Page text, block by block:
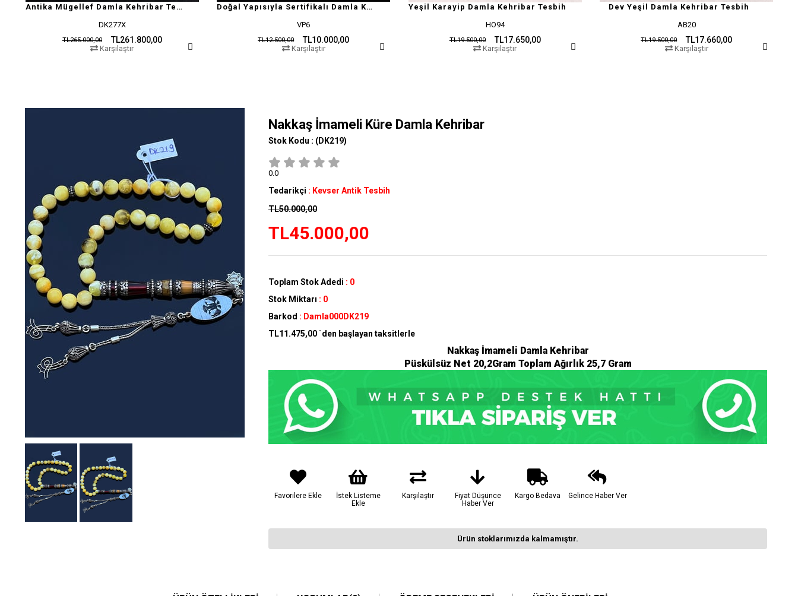
Antika Mügellef Damla Kehribar Tesbih
DK277X
TL261.800,00
TL265.000,00
Karşılaştır
Doğal Yapısıyla Sertifikalı Damla Kehribar Tesbih
VP6
TL10.000,00
TL12.500,00
Karşılaştır
Yeşil Karayip Damla Kehribar Tesbih
HO94
TL17.650,00
TL19.500,00
Karşılaştır
Dev Yeşil Damla Kehribar Tesbih
AB20
TL17.660,00
TL19.500,00
Karşılaştır
Nakkaş İmameli Küre Damla Kehribar
Stok Kodu : (DK219)
0.0
Tedarikçi : Kevser Antik Tesbih
TL50.000,00
TL45.000,00
Toplam Stok Adedi : 0
Stok Miktarı : 0
Barkod : Damla000DK219
TL11.475,00`den başlayan taksitlerle
Nakkaş İmameli Damla Kehribar
Püskülsüz Net 20,2Gram Toplam Ağırlık 25,7 Gram
Favorilere Ekle
İstek Listeme
Ekle
Karşılaştır
Fiyat Düşünce
Haber Ver
Kargo Bedava Gelince Haber Ver
Ürün stoklarımızda kalmamıştır.